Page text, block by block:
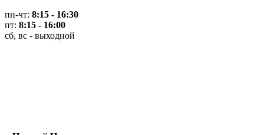
пн-чт: 8:15 - 16:30
пт: 8:15 - 16:00
сб, вс - выходной